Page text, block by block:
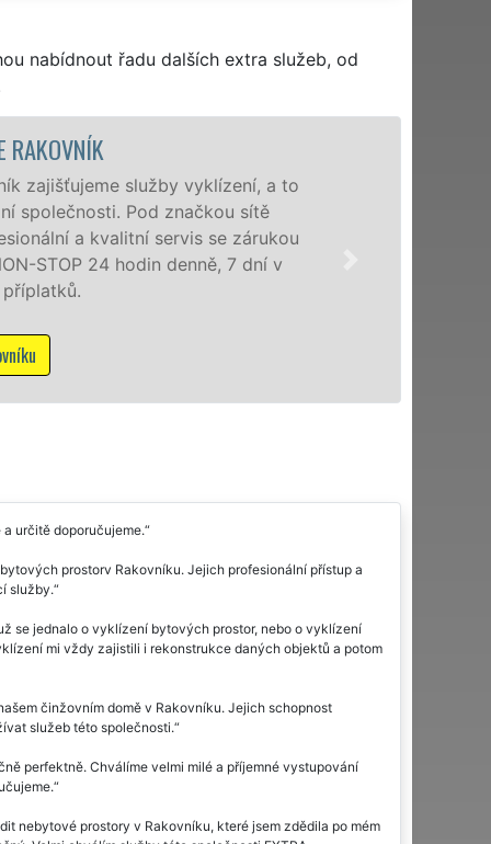
nabídnout řadu dalších extra služeb, od
Společnost EXTRA
okolí. Poskytujeme
určitě doporučujeme.
prostorv Rakovníku. Jejich profesionální přístup a
služby.
se jednalo o vyklízení bytových prostor, nebo o vyklízení
mi vždy zajistili i rekonstrukce daných objektů a potom
činžovním domě v Rakovníku. Jejich schopnost
služeb této společnosti.
perfektně. Chválíme velmi milé a příjemné vystupování
nebytové prostory v Rakovníku, které jsem zdědila po mém